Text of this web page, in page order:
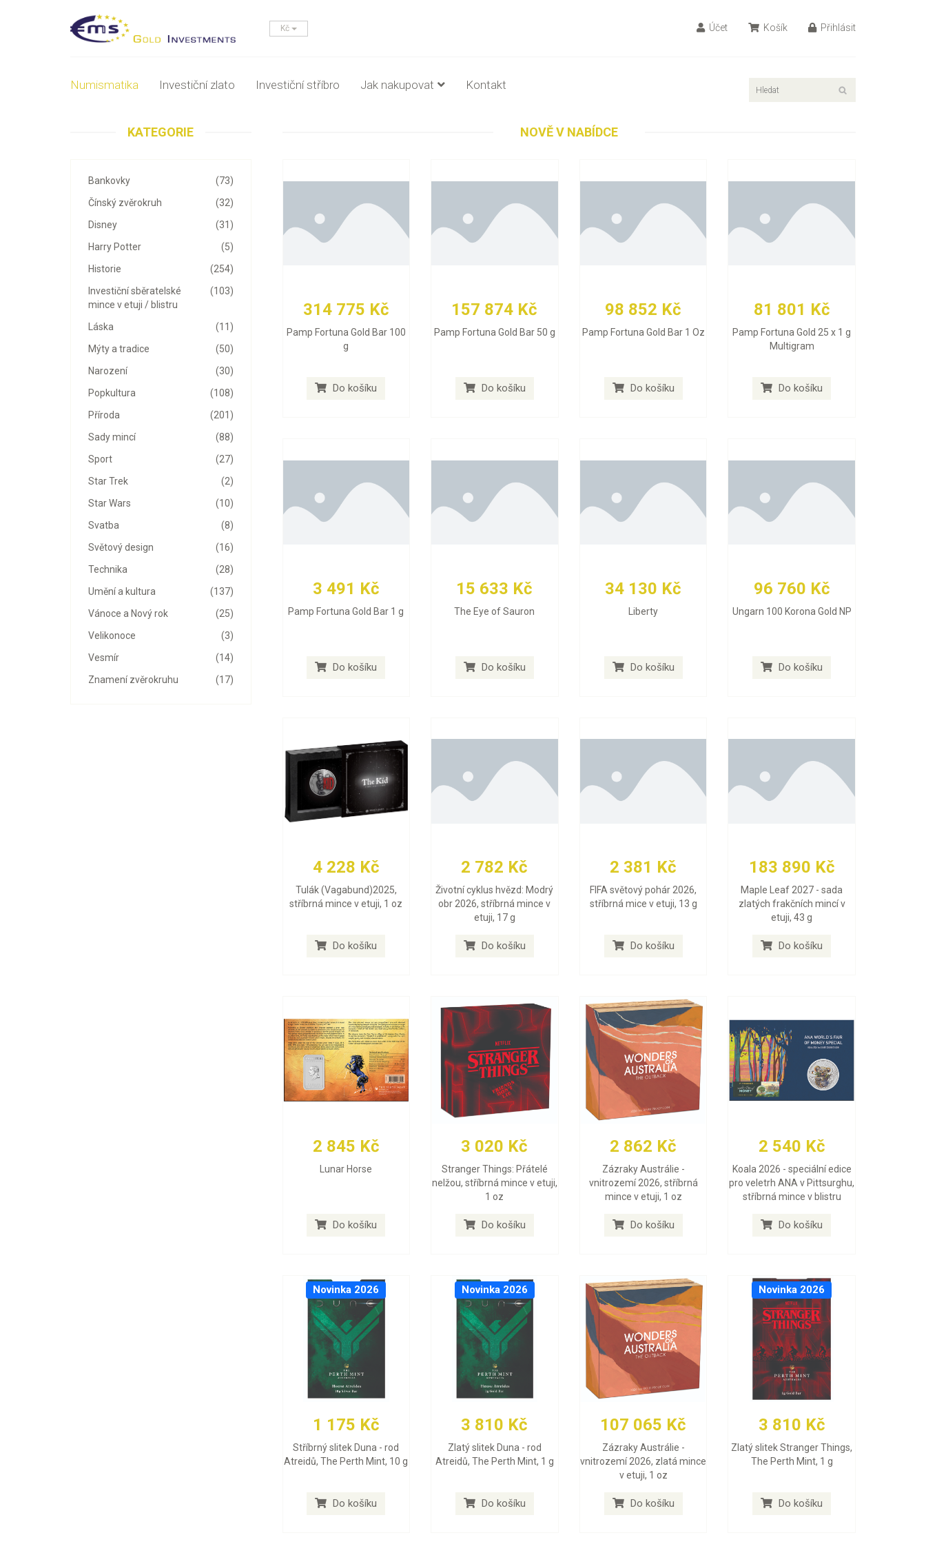
Kč Účet Košík Přihlásit
Numismatika Investiční zlato Investiční stříbro Jak nakupovat Kontakt
KATEGORIE
(73)
Bankovky
(32)
Čínský zvěrokruh
(31)
Disney
(5)
Harry Potter
(254)
Historie
(103)
Investiční sběratelské
mince v etuji / blistru
(11)
Láska
(50)
Mýty a tradice
(30)
Narození
(108)
Popkultura
(201)
Příroda
(88)
Sady mincí
(27)
Sport
(2)
Star Trek
(10)
Star Wars
(8)
Svatba
(16)
Světový design
(28)
Technika
(137)
Umění a kultura
(25)
Vánoce a Nový rok
(3)
Velikonoce
(14)
Vesmír
(17)
Znamení zvěrokruhu
NOVĚ V NABÍDCE
314 775 Kč
Pamp Fortuna Gold Bar 100
g
Do košíku
157 874 Kč
Pamp Fortuna Gold Bar 50 g
Do košíku
98 852 Kč
Pamp Fortuna Gold Bar 1 Oz
Do košíku
81 801 Kč
Pamp Fortuna Gold 25 x 1 g
Multigram
Do košíku
3 491 Kč
Pamp Fortuna Gold Bar 1 g
Do košíku
15 633 Kč
The Eye of Sauron
Do košíku
34 130 Kč
Liberty
Do košíku
96 760 Kč
Ungarn 100 Korona Gold NP
Do košíku
4 228 Kč
Tulák (Vagabund)2025,
stříbrná mince v etuji, 1 oz
Do košíku
2 782 Kč
Životní cyklus hvězd: Modrý
obr 2026, stříbrná mince v
etuji, 17 g
Do košíku
2 381 Kč
FIFA světový pohár 2026,
stříbrná mice v etuji, 13 g
Do košíku
183 890 Kč
Maple Leaf 2027 - sada
zlatých frakčních mincí v
etuji, 43 g
Do košíku
2 845 Kč
Lunar Horse
Do košíku
3 020 Kč
Stranger Things: Přátelé
nelžou, stříbrná mince v etuji,
1 oz
Do košíku
2 862 Kč
Zázraky Austrálie -
vnitrozemí 2026, stříbrná
mince v etuji, 1 oz
Do košíku
2 540 Kč
Koala 2026 - speciální edice
pro veletrh ANA v Pittsurghu,
stříbrná mince v blistru
Do košíku
Novinka 2026
1 175 Kč
Stříbrný slitek Duna - rod
Atreidů, The Perth Mint, 10 g
Do košíku
Novinka 2026
3 810 Kč
Zlatý slitek Duna - rod
Atreidů, The Perth Mint, 1 g
Do košíku
107 065 Kč
Zázraky Austrálie -
vnitrozemí 2026, zlatá mince
v etuji, 1 oz
Do košíku
Novinka 2026
3 810 Kč
Zlatý slitek Stranger Things,
The Perth Mint, 1 g
Do košíku